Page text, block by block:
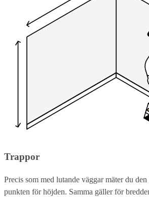
Trappor
Precis som med lutande väggar mäter du den
punkten för höjden. Samma gäller för